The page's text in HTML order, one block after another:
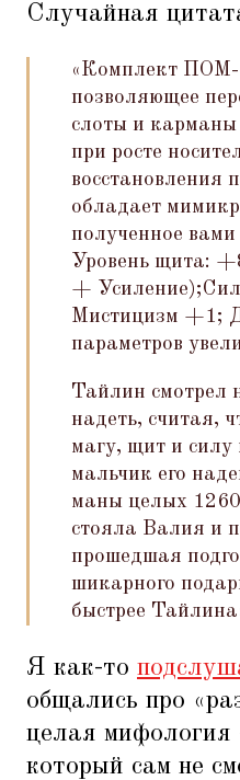
Случайная
«Комплект ПОМ-
позволяющее
слоты и карманы
при росте
восстановления
обладает
полученное
Уровень щита:
+
Мистицизм +1;
параметров
Тайлин смотрел
надеть, считая,
магу, щит и
мальчик его
маны целых
стояла Валия и
прошедшая
шикарного
быстрее
Я как-то
общались про «
целая
который сам не